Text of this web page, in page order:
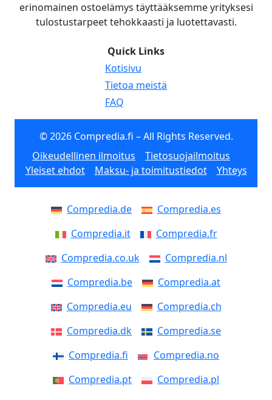
erinomainen ostoelämys täyttääksemme yrityksesi
tulostustarpeet tehokkaasti ja luotettavasti.
Quick Links
Kotisivu
Tietoa meistä
FAQ
© 2026 Compredia.fi – All Rights Reserved.
Oikeudellinen ilmoitus
Tietosuojailmoitus
Yleiset ehdot
Maksu- ja toimitustiedot Yhteys
Compredia.de
Compredia.es
Compredia.it
Compredia.fr
Compredia.co.uk
Compredia.nl
Compredia.be
Compredia.at
Compredia.eu
Compredia.ch
Compredia.dk
Compredia.se
Compredia.fi
Compredia.no
Compredia.pt
Compredia.pl